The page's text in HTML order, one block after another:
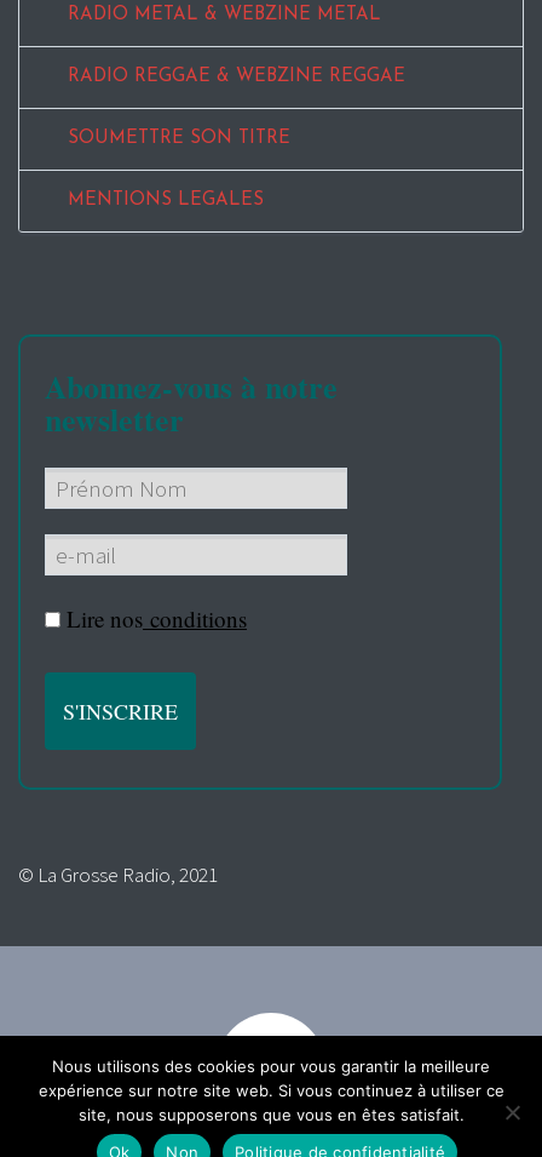
RADIO METAL & WEBZINE METAL
RADIO REGGAE & WEBZINE REGGAE
SOUMETTRE SON TITRE
MENTIONS LEGALES
Abonnez-vous à notre
newsletter
Lire nos conditions
© La Grosse Radio, 2021
Nous utilisons des cookies pour vous garantir la meilleure
expérience sur notre site web. Si vous continuez à utiliser ce
site, nous supposerons que vous en êtes satisfait.
Ok
Non Politique de confidentialité